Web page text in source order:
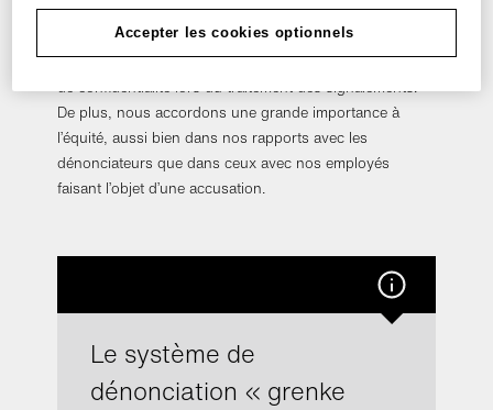
appropriée et équitable pour la société et ses employés.
Le système de dénonciation garantit le plus haut degré
de confidentialité lors du traitement des signalements.
De plus, nous accordons une grande importance à
l’équité, aussi bien dans nos rapports avec les
dénonciateurs que dans ceux avec nos employés
faisant l’objet d’une accusation.
Le système de
dénonciation « grenke
Accepter les cookies optionnels